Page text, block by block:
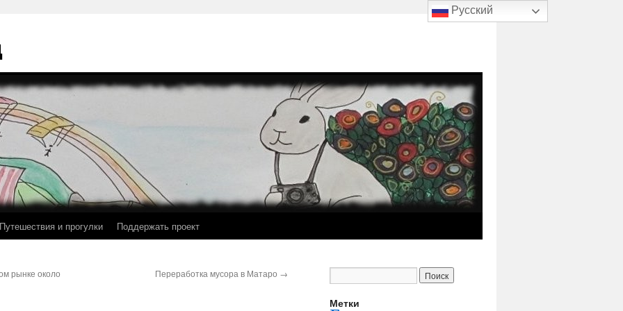
Путешествия и прогулки Поддержать проект
рынке около
Переработка мусора в Матаро →
Метки
Русский